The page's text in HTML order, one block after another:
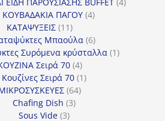
ΚΟΥΒΑΔΑΚΙΑ ΠΑΓΟΥ 44
ΚΑΤΑΨΥΞΕΙΣ 1111
προϊόντα
Μπαούλα 66
προϊόντα
Συρόμενα κρύσταλλα 11
Σειρά 70 44
προϊόντα
Κουζίνες Σειρά 70 11
6464
Chafing Dish 33
Sous Vide 33